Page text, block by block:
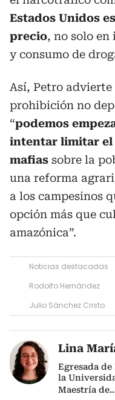
Estados Unidos
precio, no solo en
y consumo de
Así, Petro
prohibición no
“podemos
intentar limitar el
mafias sobre la
una reforma
a los campesinos
opción más que
amazónica”.
Noticias destacadas
Rodolfo Hernández
Julio Sánchez Cristo
Lina
Egresada
la
Maestría de